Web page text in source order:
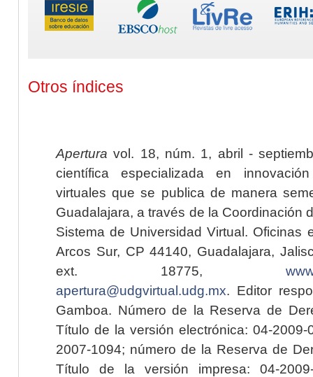
Otros índices
Apertura vol. 18, núm. 1, abril -
científica especializada en
virtuales que se publica de manera
Guadalajara, a través de la Coordinación
Sistema de Universidad Virtual. Oficinas
Arcos Sur, CP 44140, Guadalajara,
ext. 18775,
apertura@udgvirtual.udg.mx. Editor
Gamboa. Número de la Reserva de
Título de la versión electrónica: 04-2009-
2007-1094; número de la Reserva de
Título de la versión impresa: 04-2009-